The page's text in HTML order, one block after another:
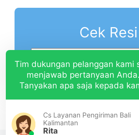
Cek Resi
Tim dukungan pelanggan kami
menjawab pertanyaan Anda.
Tanyakan apa saja kepada
Cs Layanan Pengiriman Bali
Kalimantan
Rita